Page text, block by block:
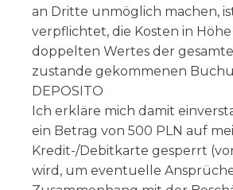
an Dritte unmöglich machen,
verpflichtet, die Kosten in Höhe
doppelten Wertes der
zustande gekommenen
DEPOSITO
Ich erkläre mich damit
ein Betrag von 500 PLN auf
Kredit-/Debitkarte gesperrt
wird, um eventuelle